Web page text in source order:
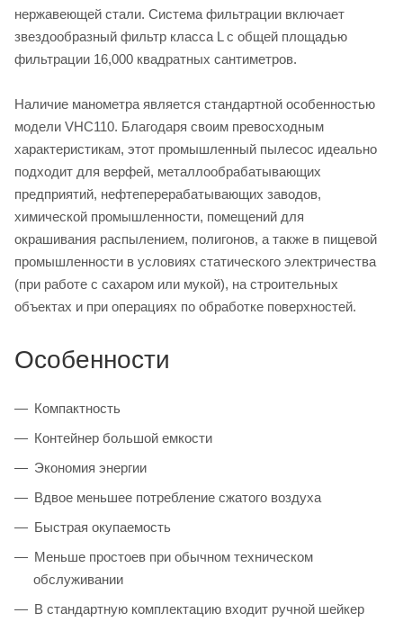
нержавеющей стали. Система фильтрации включает
звездообразный фильтр класса L с общей площадью
фильтрации 16,000 квадратных сантиметров.
Наличие манометра является стандартной особенностью
модели VHC110. Благодаря своим превосходным
характеристикам, этот промышленный пылесос идеально
подходит для верфей, металлообрабатывающих
предприятий, нефтеперерабатывающих заводов,
химической промышленности, помещений для
окрашивания распылением, полигонов, а также в пищевой
промышленности в условиях статического электричества
(при работе с сахаром или мукой), на строительных
объектах и при операциях по обработке поверхностей.
Особенности
Компактность
Контейнер большой емкости
Экономия энергии
Вдвое меньшее потребление сжатого воздуха
Быстрая окупаемость
Меньше простоев при обычном техническом
обслуживании
В стандартную комплектацию входит ручной шейкер